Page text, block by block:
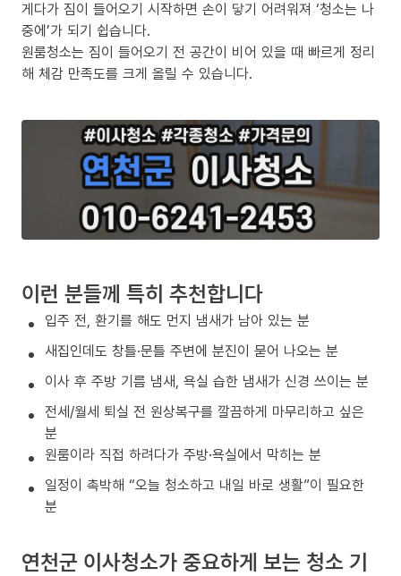
게다가 짐이 들어오기 시작하면 손이 닿기 어려워져 ‘청소는 나
중에’가 되기 쉽습니다.
원룸청소는 짐이 들어오기 전 공간이 비어 있을 때 빠르게 정리
해 체감 만족도를 크게 올릴 수 있습니다.
이런 분들께 특히 추천합니다
입주 전, 환기를 해도 먼지 냄새가 남아 있는 분
새집인데도 창틀·문틀 주변에 분진이 묻어 나오는 분
이사 후 주방 기름 냄새, 욕실 습한 냄새가 신경 쓰이는 분
전세/월세 퇴실 전 원상복구를 깔끔하게 마무리하고 싶은
분
원룸이라 직접 하려다가 주방·욕실에서 막히는 분
일정이 촉박해 “오늘 청소하고 내일 바로 생활”이 필요한
분
연천군 이사청소가 중요하게 보는 청소 기